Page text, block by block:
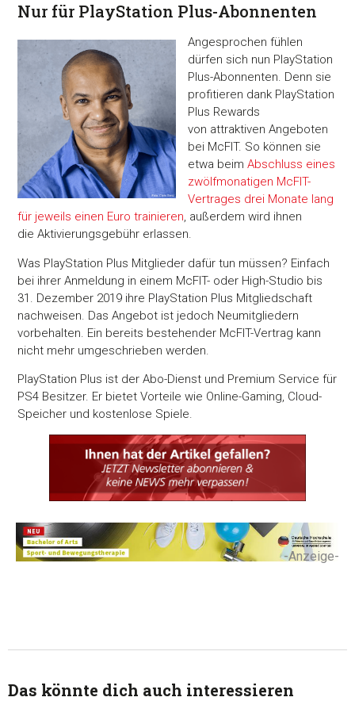
Nur für PlayStation Plus-Abonnenten
Angesprochen fühlen
dürfen sich nun PlayStation
Plus-Abonnenten. Denn sie
profitieren dank PlayStation
Plus Rewards
von attraktiven Angeboten
bei McFIT. So können sie
etwa beimAbschluss eines
zwölfmonatigen McFIT-
Vertrages drei Monate lang
für jeweils einen Euro trainieren, außerdem wird ihnen
die Aktivierungsgebühr erlassen.
Was PlayStation Plus Mitglieder dafür tun müssen? Einfach
bei ihrer Anmeldung in einem McFIT- oder High-Studio bis
31. Dezember 2019 ihre PlayStation Plus Mitgliedschaft
nachweisen. Das Angebot ist jedoch Neumitgliedern
vorbehalten. Ein bereits bestehender McFIT-Vertrag kann
nicht mehr umgeschrieben werden.
PlayStation Plus ist der Abo-Dienst und Premium Service für
PS4 Besitzer. Er bietet Vorteile wie Online-Gaming, Cloud-
Speicher und kostenlose Spiele.
-Anzeige-
Das könnte dich auch interessieren